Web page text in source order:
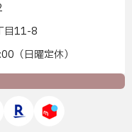
目11-8
日曜定休）